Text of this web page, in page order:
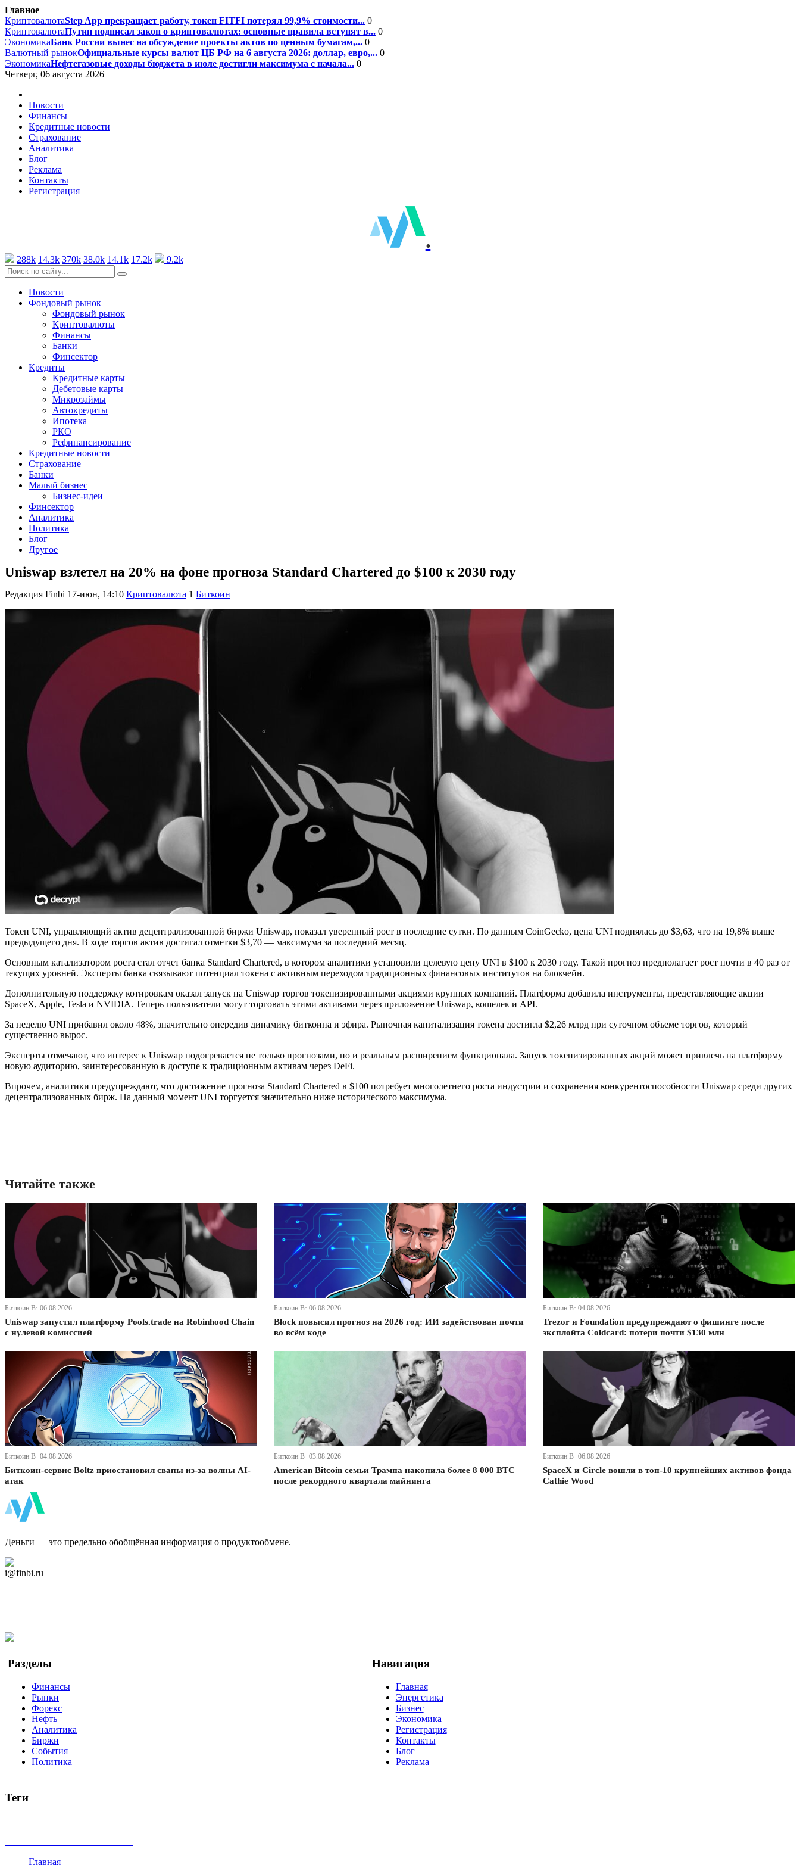
Главное
КриптовалютаStep App прекращает работу, токен FITFI потерял 99,9% стоимости... 0
КриптовалютаПутин подписал закон о криптовалютах: основные правила вступят в... 0
ЭкономикаБанк России вынес на обсуждение проекты актов по ценным бумагам,... 0
Валютный рынокОфициальные курсы валют ЦБ РФ на 6 августа 2026: доллар, евро,... 0
ЭкономикаНефтегазовые доходы бюджета в июле достигли максимума с начала... 0
Четверг, 06 августа 2026
Новости
Финансы
Кредитные новости
Страхование
Аналитика
Блог
Реклама
Контакты
Регистрация
.
288k 14.3k 370k 38.0k 14.1k 17.2k 9.2k
Новости
Фондовый рынок
Фондовый рынок
Криптовалюты
Финансы
Банки
Финсектор
Кредиты
Кредитные карты
Дебетовые карты
Микрозаймы
Автокредиты
Ипотека
РКО
Рефинансирование
Кредитные новости
Страхование
Банки
Малый бизнес
Бизнес-идеи
Финсектор
Аналитика
Политика
Блог
Другое
Uniswap взлетел на 20% на фоне прогноза Standard Chartered до $100 к 2030 году
Редакция Finbi 17-июн, 14:10 Криптовалюта 1 Биткоин
Токен UNI, управляющий актив децентрализованной биржи Uniswap, показал уверенный рост в последние сутки. По данным CoinGecko, цена UNI поднялась до $3,63, что на 19,8% выше
предыдущего дня. В ходе торгов актив достигал отметки $3,70 — максимума за последний месяц.
Основным катализатором роста стал отчет банка Standard Chartered, в котором аналитики установили целевую цену UNI в $100 к 2030 году. Такой прогноз предполагает рост почти в 40 раз от
текущих уровней. Эксперты банка связывают потенциал токена с активным переходом традиционных финансовых институтов на блокчейн.
Дополнительную поддержку котировкам оказал запуск на Uniswap торгов токенизированными акциями крупных компаний. Платформа добавила инструменты, представляющие акции
SpaceX, Apple, Tesla и NVIDIA. Теперь пользователи могут торговать этими активами через приложение Uniswap, кошелек и API.
За неделю UNI прибавил около 48%, значительно опередив динамику биткоина и эфира. Рыночная капитализация токена достигла $2,26 млрд при суточном объеме торгов, который
существенно вырос.
Эксперты отмечают, что интерес к Uniswap подогревается не только прогнозами, но и реальным расширением функционала. Запуск токенизированных акций может привлечь на платформу
новую аудиторию, заинтересованную в доступе к традиционным активам через DeFi.
Впрочем, аналитики предупреждают, что достижение прогноза Standard Chartered в $100 потребует многолетнего роста индустрии и сохранения конкурентоспособности Uniswap среди других
децентрализованных бирж. На данный момент UNI торгуется значительно ниже исторического максимума.
Читайте также
Биткоин В· 06.08.2026
Uniswap запустил платформу Pools.trade на Robinhood Chain
с нулевой комиссией
Биткоин В· 06.08.2026
Block повысил прогноз на 2026 год: ИИ задействован почти
во всём коде
Биткоин В· 04.08.2026
Trezor и Foundation предупреждают о фишинге после
эксплойта Coldcard: потери почти $130 млн
Биткоин В· 04.08.2026
Биткоин-сервис Boltz приостановил свапы из-за волны AI-
атак
Биткоин В· 03.08.2026
American Bitcoin семьи Трампа накопила более 8 000 BTC
после рекордного квартала майнинга
Биткоин В· 06.08.2026
SpaceX и Circle вошли в топ-10 крупнейших активов фонда
Cathie Wood
Деньги — это предельно обобщённая информация о продуктообмене.
i@finbi.ru
Разделы
Финансы
Рынки
Форекс
Нефть
Аналитика
Биржи
События
Политика
Навигация
Главная
Энергетика
Бизнес
Экономика
Регистрация
Контакты
Блог
Реклама
Теги
Главная